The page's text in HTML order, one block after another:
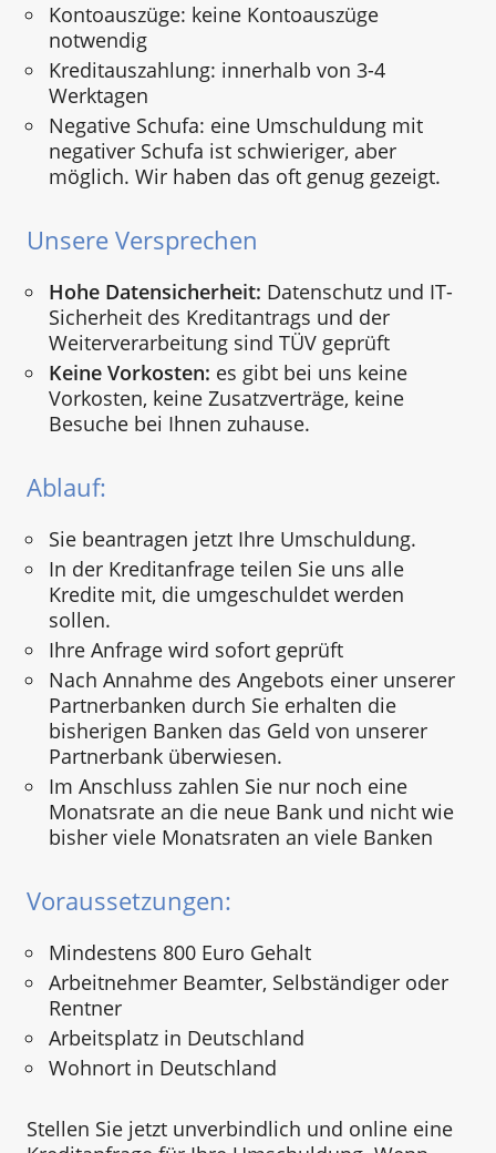
Kontoauszüge: keine Kontoauszüge
notwendig
Kreditauszahlung: innerhalb von 3-4
Werktagen
Negative Schufa: eine Umschuldung mit
negativer Schufa ist schwieriger, aber
möglich. Wir haben das oft genug gezeigt.
Unsere Versprechen
Hohe Datensicherheit: Datenschutz und IT-
Sicherheit des Kreditantrags und der
Weiterverarbeitung sind TÜV geprüft
Keine Vorkosten: es gibt bei uns keine
Vorkosten, keine Zusatzverträge, keine
Besuche bei Ihnen zuhause.
Ablauf:
Sie beantragen jetzt Ihre Umschuldung.
In der Kreditanfrage teilen Sie uns alle
Kredite mit, die umgeschuldet werden
sollen.
Ihre Anfrage wird sofort geprüft
Nach Annahme des Angebots einer unserer
Partnerbanken durch Sie erhalten die
bisherigen Banken das Geld von unserer
Partnerbank überwiesen.
Im Anschluss zahlen Sie nur noch eine
Monatsrate an die neue Bank und nicht wie
bisher viele Monatsraten an viele Banken
Voraussetzungen:
Mindestens 800 Euro Gehalt
Arbeitnehmer Beamter, Selbständiger oder
Rentner
Arbeitsplatz in Deutschland
Wohnort in Deutschland
Stellen Sie jetzt unverbindlich und online eine